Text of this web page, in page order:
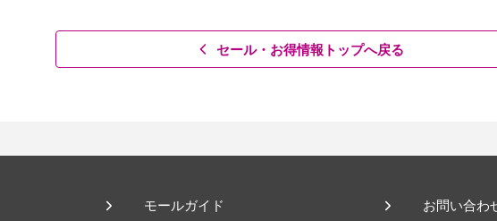
セール・お得情報トップへ戻る
モールガイド お問い合わ